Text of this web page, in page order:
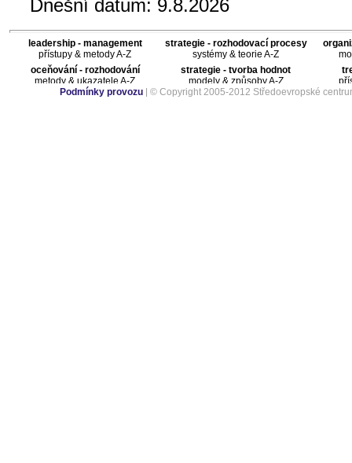
Dnešní datum: 9.8.2026
leadership - management strategie - rozhodovací procesy
přístupy & metody A-Z
systémy & teorie A-Z
oceňování - rozhodování
strategie - tvorba hodnot
metody & ukazatele A-Z
modely & způsoby A-Z
Podmínky provozu| © Copyright 2005-2012 Středoevropské